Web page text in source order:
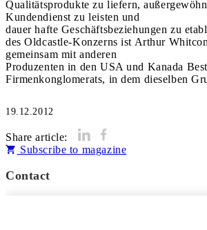
Qualitätsprodukte zu liefern,
Kundendienst zu leisten und
dauer hafte Geschäftsbeziehungen zu
des Oldcastle-Konzerns ist Arthur
gemeinsam mit anderen
Produzenten in den USA und Kanada
Firmenkonglomerats, in dem dieselben
19.12.2012
Share article:
Subscribe to magazine
Contact